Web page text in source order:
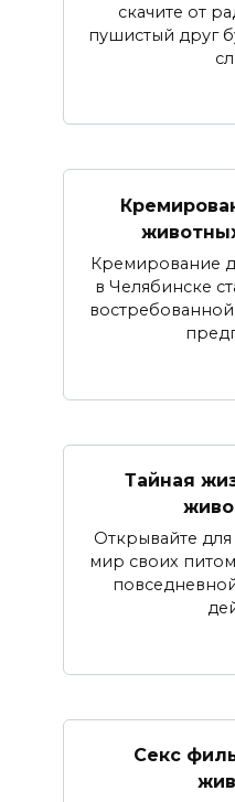
скачите от
пушистый друг
Кремирование
в Челябинске
Тайная
Открывайте
мир своих
Секс